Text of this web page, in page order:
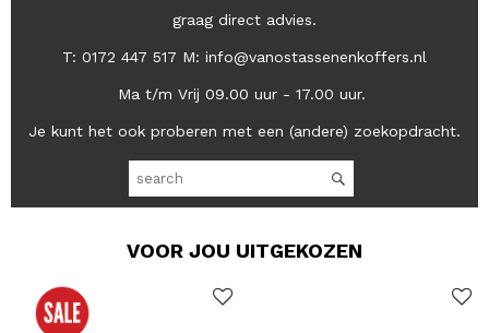
graag direct advies.
T: 0172 447 517 M: info@vanostassenenkoffers.nl
Ma t/m Vrij 09.00 uur - 17.00 uur.
Je kunt het ook proberen met een (andere) zoekopdracht.
VOOR JOU UITGEKOZEN